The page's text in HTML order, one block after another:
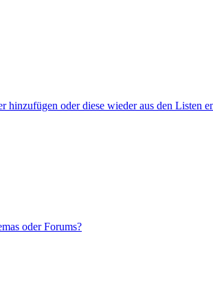
oder diese wieder aus den Listen
oder Forums?